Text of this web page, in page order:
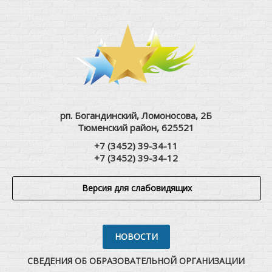
рп. Богандинский, Ломоносова, 2Б
Тюменский район, 625521
+7 (3452) 39-34-11
+7 (3452) 39-34-12
Версия для слабовидящих
НОВОСТИ
СВЕДЕНИЯ ОБ ОБРАЗОВАТЕЛЬНОЙ ОРГАНИЗАЦИИ